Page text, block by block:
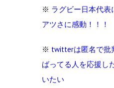
※ ラグビー日本代
アツさに感動！！！
※ twitterは匿名で批
ばってる人を応援し
いたい